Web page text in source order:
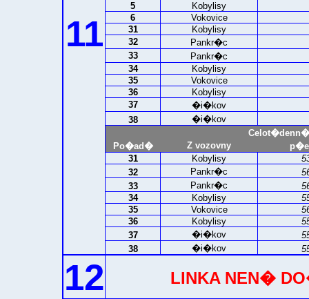
11
5
Kobylisy
6
Vokovice
31
Kobylisy
32
Pankr�c
33
Pankr�c
34
Kobylisy
35
Vokovice
36
Kobylisy
37
�i�kov
38
�i�kov
Po�ad�
Z vozovny
31
Kobylisy
32
Pankr�c
33
Pankr�c
34
Kobylisy
35
Vokovice
36
Kobylisy
37
�i�kov
38
�i�kov
12 LINKA NEN�